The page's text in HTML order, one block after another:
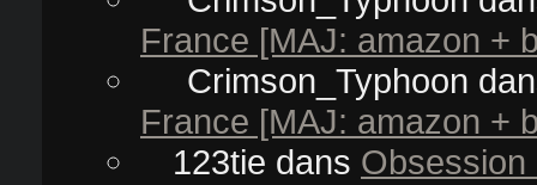
France [MAJ: amazon +
Crimson_Typhoon
France [MAJ: amazon +
123tie dans